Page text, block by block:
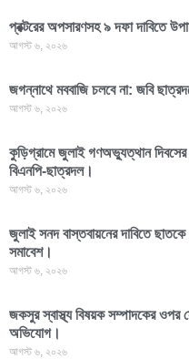
প্রক্টরের অপসারণসহ ৯ দফা দাবিতে
আগস্ট ৬, ২০২৬
জগন্নাথে মববাজি চলবে না: জবি
আগস্ট ৬, ২০২৬
কুড়িগ্রামে জুলাই গণঅভ্যুত্থান দিবসের
বিএনপি-ছাত্রদল।
আগস্ট ৬, ২০২৬
জুলাই সনদ বাস্তবায়নের দাবিতে
সমাবেশ।
আগস্ট ৬, ২০২৬
জকসুর স্বাস্থ্য বিষয়ক সম্পাদকের ওপর
অভিযোগ।
আগস্ট ৬, ২০২৬